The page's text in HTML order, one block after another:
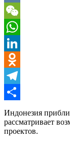
VK
WeChat
WhatsApp
LinkedIn
Odnoklassniki
Telegram
Отправить
Индонезия
рассматривает
проектов.